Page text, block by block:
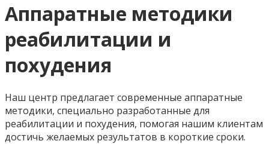
Аппаратные методики
реабилитации и
похудения
Наш центр предлагает современные аппаратные
методики, специально разработанные для
реабилитации и похудения, помогая нашим клиентам
достичь желаемых результатов в короткие сроки.